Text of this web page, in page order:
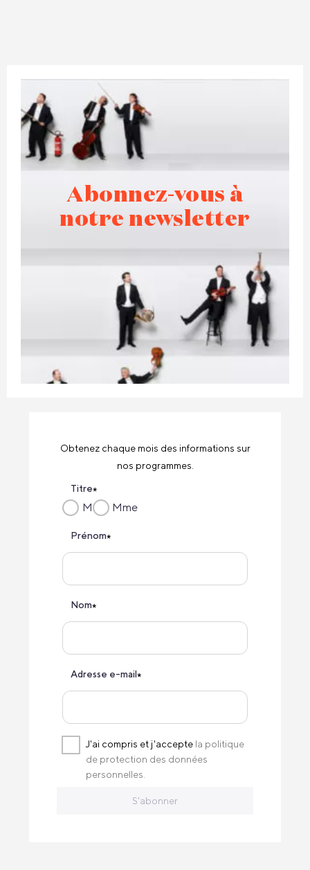
Abonnez-vous à
notre newsletter
Obtenez chaque mois des informations sur
nos programmes.
Titre*
M
Mme
Prénom*
Nom*
Adresse e-mail*
J'ai compris et j'accepte la politique
de protection des données
personnelles.
S'abonner